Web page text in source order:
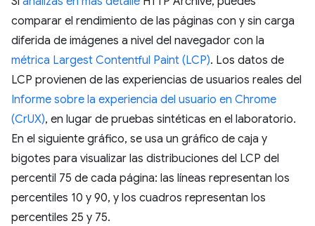
comparar el rendimiento de las páginas con y sin carga
diferida de imágenes a nivel del navegador con la
métrica Largest Contentful Paint (LCP). Los datos de
LCP provienen de las experiencias de usuarios reales del
Informe sobre la experiencia del usuario en Chrome
(CrUX), en lugar de pruebas sintéticas en el laboratorio.
En el siguiente gráfico, se usa un gráfico de caja y
bigotes para visualizar las distribuciones del LCP del
percentil 75 de cada página: las líneas representan los
percentiles 10 y 90, y los cuadros representan los
percentiles 25 y 75.